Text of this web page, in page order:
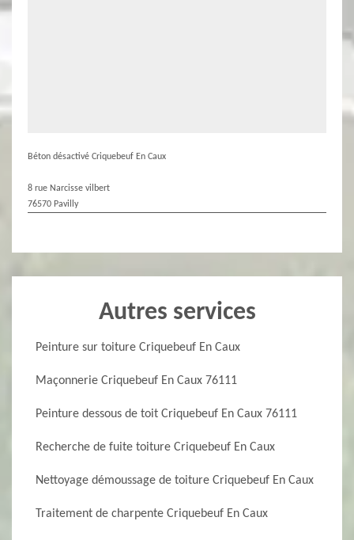
Béton désactivé Criquebeuf En Caux
8 rue Narcisse vilbert
76570 Pavilly
Autres services
Peinture sur toiture Criquebeuf En Caux
Maçonnerie Criquebeuf En Caux 76111
Peinture dessous de toit Criquebeuf En Caux 76111
Recherche de fuite toiture Criquebeuf En Caux
Nettoyage démoussage de toiture Criquebeuf En Caux
Traitement de charpente Criquebeuf En Caux